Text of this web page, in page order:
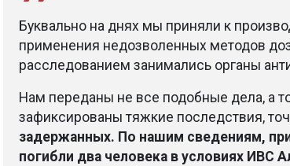
Буквально на днях мы приняли к
применения недозволенных методов
расследованием занимались органы
Нам переданы не все подобные дела, а
зафиксированы тяжкие последствия,
задержанных. По нашим сведениям,
погибли два человека в условиях ИВС